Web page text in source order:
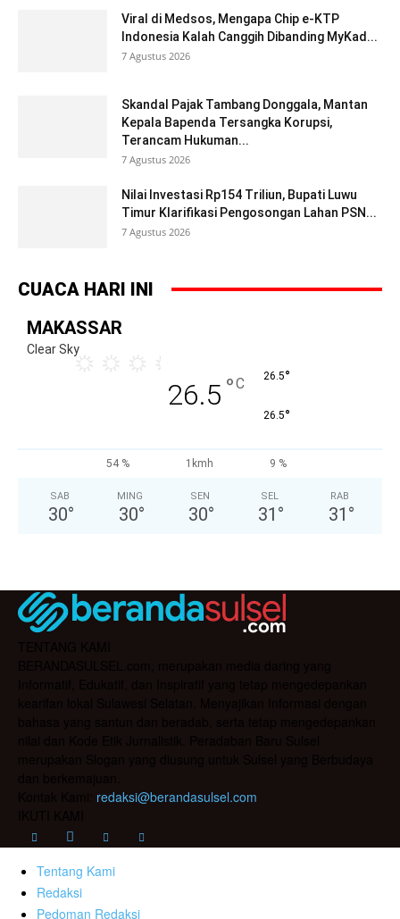
Viral di Medsos, Mengapa Chip e-KTP
Indonesia Kalah Canggih Dibanding MyKad...
7 Agustus 2026
Skandal Pajak Tambang Donggala, Mantan
Kepala Bapenda Tersangka Korupsi,
Terancam Hukuman...
7 Agustus 2026
Nilai Investasi Rp154 Triliun, Bupati Luwu
Timur Klarifikasi Pengosongan Lahan PSN...
7 Agustus 2026
CUACA HARI INI
MAKASSAR
Clear Sky
26.5 °C 26.5°
26.5°
54 % 1kmh 9 %
SAB
30°
MING
30°
SEN
30°
SEL
31 °
RAB
31 °
redaksi@berandasulsel.com
Tentang Kami
Redaksi
Pedoman Redaksi